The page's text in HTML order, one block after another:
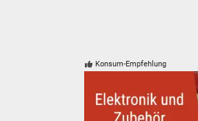
Konsum-Empfehlung